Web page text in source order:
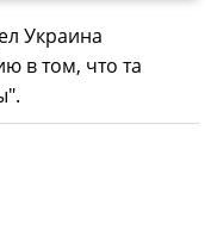
Украина
в том, что та